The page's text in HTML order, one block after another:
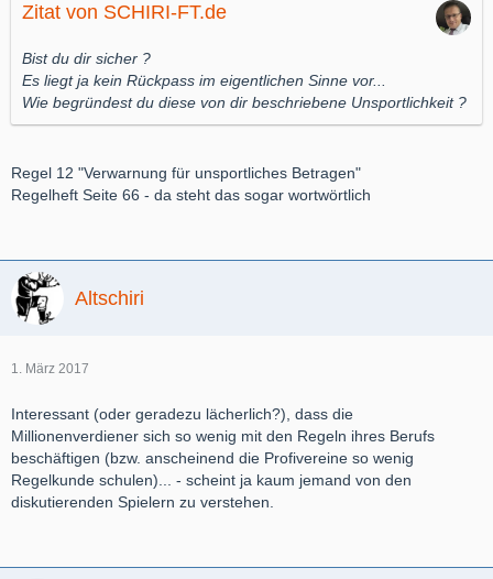
Zitat von SCHIRI-FT.de
Bist du dir sicher ?
Es liegt ja kein Rückpass im eigentlichen Sinne vor...
Wie begründest du diese von dir beschriebene Unsportlichkeit ?
Regel 12 "Verwarnung für unsportliches Betragen"
Regelheft Seite 66 - da steht das sogar wortwörtlich
Altschiri
1. März 2017
Interessant (oder geradezu lächerlich?), dass die
Millionenverdiener sich so wenig mit den Regeln ihres Berufs
beschäftigen (bzw. anscheinend die Profivereine so wenig
Regelkunde schulen)... - scheint ja kaum jemand von den
diskutierenden Spielern zu verstehen.